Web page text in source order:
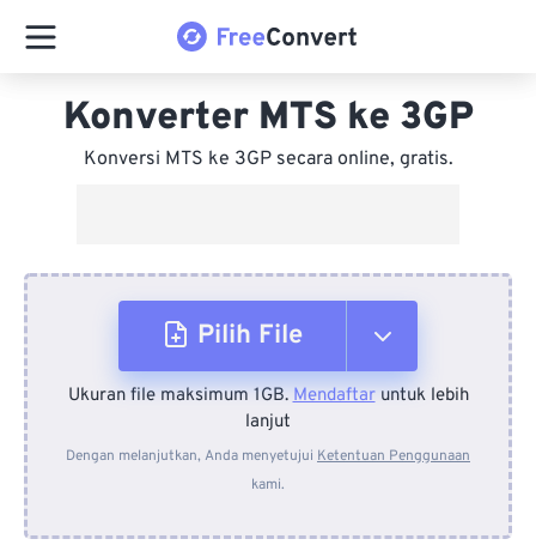
Konverter MTS ke 3GP
Konversi MTS ke 3GP secara online, gratis.
Pilih File
Dari Perangkat
Dari Dropbox
Ukuran file maksimum 1GB.Mendaftaruntuk lebih
lanjut
Dengan melanjutkan, Anda menyetujui Ketentuan Penggunaan
kami.